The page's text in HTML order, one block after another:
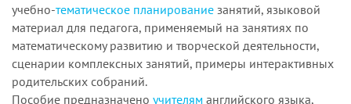
учебно-тематическое планирование занятий, языковой
материал для педагога, применяемый на занятиях по
математическому развитию и творческой деятельности,
сценарии комплексных занятий, примеры интерактивных
родительских собраний.
Пособие предназначено учителям английского языка,